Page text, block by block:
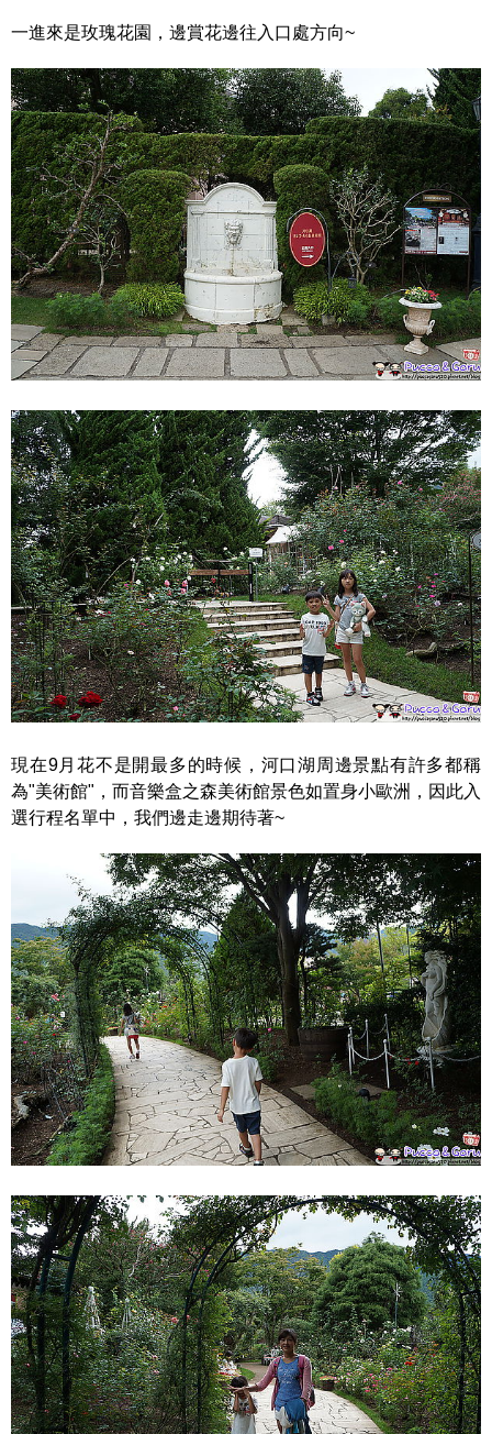
一進來是玫瑰花園，邊賞花邊往入口處方向~
現在9月花不是開最多的時候，河口湖周邊景點有許多都稱
為"美術館"，而音樂盒之森美術館景色如置身小歐洲，因此入
選行程名單中，我們邊走邊期待著~